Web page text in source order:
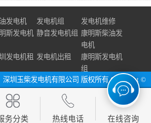
发电机 发电机组
发电机维修
斯发电机 静音发电机组 康明斯柴油发
电机
发电机租 发电机出租
康明斯发电机
组
深圳玉柴发电机有限公司 版权所有 Copyright ©
ⓔ 网址：http://www.szycfdj.com网站地图
务分类 热线电话 在线咨询